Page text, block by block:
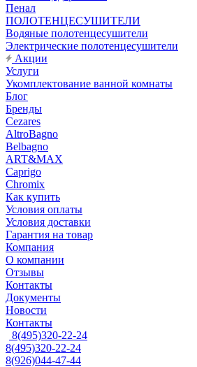
Пенал
ПОЛОТЕНЦЕСУШИТЕЛИ
Водяные полотенцесушители
Электрические полотенцесушители
Акции
Услуги
Укомплектование ванной комнаты
Блог
Бренды
Cezares
AltroBagno
Belbagno
ART&MAX
Caprigo
Chromix
Как купить
Условия оплаты
Условия доставки
Гарантия на товар
Компания
О компании
Отзывы
Контакты
Документы
Новости
Контакты
8(495)320-22-24
8(495)320-22-24
8(926)044-47-44